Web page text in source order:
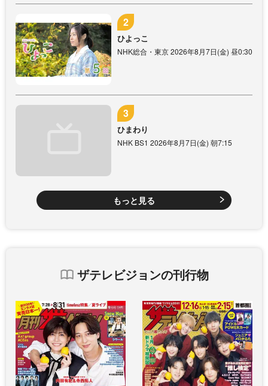
ひよっこ
NHK総合・東京 2026年8月7日(金) 昼0:30
ひまわり
NHK BS1 2026年8月7日(金) 朝7:15
もっと見る
ザテレビジョンの刊行物